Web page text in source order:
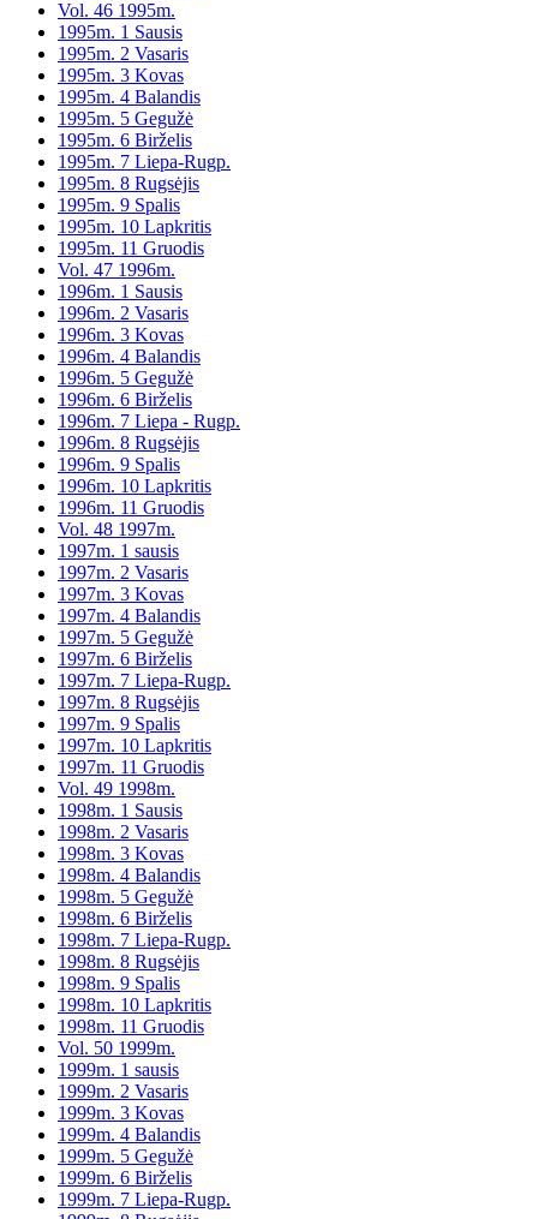
Vol. 46 1995m.
1995m. 1 Sausis
1995m. 2 Vasaris
1995m. 3 Kovas
1995m. 4 Balandis
1995m. 5 Gegužė
1995m. 6 Birželis
1995m. 7 Liepa-Rugp.
1995m. 8 Rugsėjis
1995m. 9 Spalis
1995m. 10 Lapkritis
1995m. 11 Gruodis
Vol. 47 1996m.
1996m. 1 Sausis
1996m. 2 Vasaris
1996m. 3 Kovas
1996m. 4 Balandis
1996m. 5 Gegužė
1996m. 6 Birželis
1996m. 7 Liepa - Rugp.
1996m. 8 Rugsėjis
1996m. 9 Spalis
1996m. 10 Lapkritis
1996m. 11 Gruodis
Vol. 48 1997m.
1997m. 1 sausis
1997m. 2 Vasaris
1997m. 3 Kovas
1997m. 4 Balandis
1997m. 5 Gegužė
1997m. 6 Birželis
1997m. 7 Liepa-Rugp.
1997m. 8 Rugsėjis
1997m. 9 Spalis
1997m. 10 Lapkritis
1997m. 11 Gruodis
Vol. 49 1998m.
1998m. 1 Sausis
1998m. 2 Vasaris
1998m. 3 Kovas
1998m. 4 Balandis
1998m. 5 Gegužė
1998m. 6 Birželis
1998m. 7 Liepa-Rugp.
1998m. 8 Rugsėjis
1998m. 9 Spalis
1998m. 10 Lapkritis
1998m. 11 Gruodis
Vol. 50 1999m.
1999m. 1 sausis
1999m. 2 Vasaris
1999m. 3 Kovas
1999m. 4 Balandis
1999m. 5 Gegužė
1999m. 6 Birželis
1999m. 7 Liepa-Rugp.